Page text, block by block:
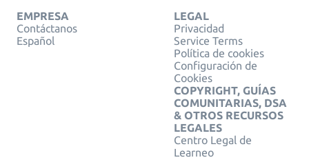
EMPRESA
Contáctanos
Español
LEGAL
Privacidad
Service Terms
Política de cookies
Configuración de
Cookies
COPYRIGHT, GUÍAS
COMUNITARIAS, DSA
& OTROS RECURSOS
LEGALES
Centro Legal de
Learneo